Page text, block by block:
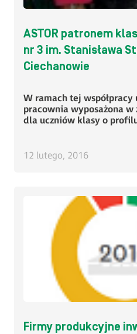
ASTOR patronem
nr 3 im. Stanisława
Ciechanowie
W ramach tej współpracy
pracownia wyposażona
dla uczniów klasy o
12 lutego, 2016
Firmy produkcyjne